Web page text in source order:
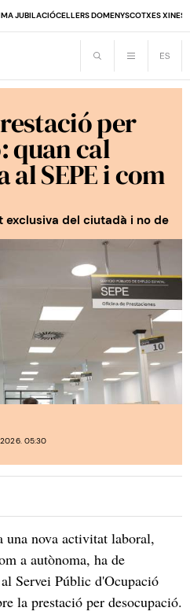
JUBILACIÓCELLERS DOMENYSCOTXES
per
quan cal
SEPE i com
exclusiva del ciutadà i no de
2026. 05:30
una nova activitat laboral,
a autònoma, ha de
Servei Públic d'Ocupació
la prestació per desocupació.